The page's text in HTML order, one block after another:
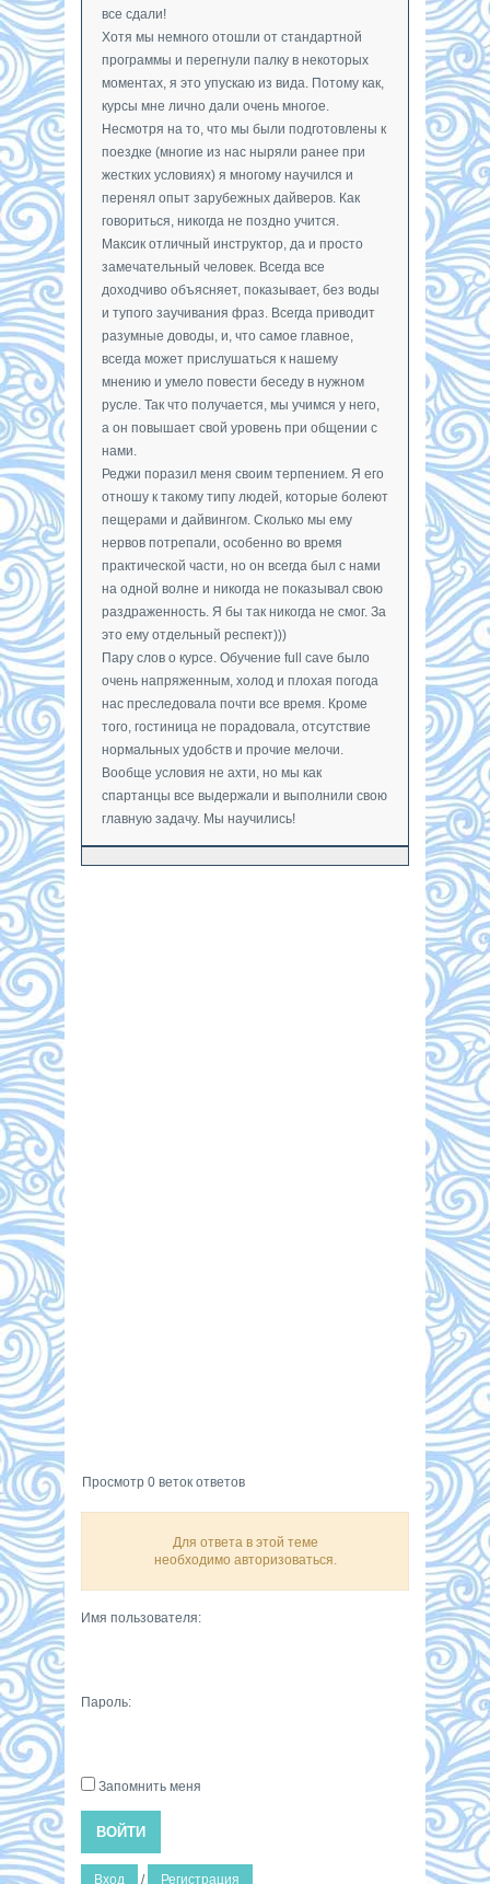
все сдали!
Хотя мы немного отошли от стандартной
программы и перегнули палку в некоторых
моментах, я это упускаю из вида. Потому как,
курсы мне лично дали очень многое.
Несмотря на то, что мы были подготовлены к
поездке (многие из нас ныряли ранее при
жестких условиях) я многому научился и
перенял опыт зарубежных дайверов. Как
говориться, никогда не поздно учится.
Максик отличный инструктор, да и просто
замечательный человек. Всегда все
доходчиво объясняет, показывает, без воды
и тупого заучивания фраз. Всегда приводит
разумные доводы, и, что самое главное,
всегда может прислушаться к нашему
мнению и умело повести беседу в нужном
русле. Так что получается, мы учимся у него,
а он повышает свой уровень при общении с
нами.
Реджи поразил меня своим терпением. Я его
отношу к такому типу людей, которые болеют
пещерами и дайвингом. Сколько мы ему
нервов потрепали, особенно во время
практической части, но он всегда был с нами
на одной волне и никогда не показывал свою
раздраженность. Я бы так никогда не смог. За
это ему отдельный респект)))
Пару слов о курсе. Обучение full cave было
очень напряженным, холод и плохая погода
нас преследовала почти все время. Кроме
того, гостиница не порадовала, отсутствие
нормальных удобств и прочие мелочи.
Вообще условия не ахти, но мы как
спартанцы все выдержали и выполнили свою
главную задачу. Мы научились!
Просмотр 0 веток ответов
Для ответа в этой теме
необходимо авторизоваться.
Имя пользователя:
Пароль:
Запомнить меня
ВОЙТИ
Вход / Регистрация